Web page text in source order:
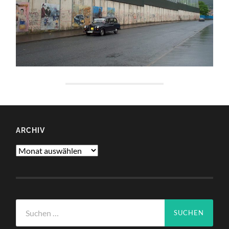
ARCHIV
Archiv
nach: